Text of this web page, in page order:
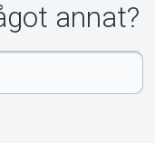
annat?